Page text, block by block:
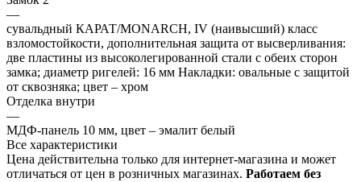
—
сувальдный КАРАТ/MONARCH, IV (наивысший) класс
взломостойкости, дополнительная защита от высверливания:
две пластины из высоколегированной стали с обеих сторон
замка; диаметр ригелей: 16 мм Накладки: овальные с защитой
от сквозняка; цвет – хром
Отделка внутри
—
МДФ-панель 10 мм, цвет – эмалит белый
Все характеристики
Цена действительна только для интернет-магазина и может
отличаться от цен в розничных магазинах. Работаем без